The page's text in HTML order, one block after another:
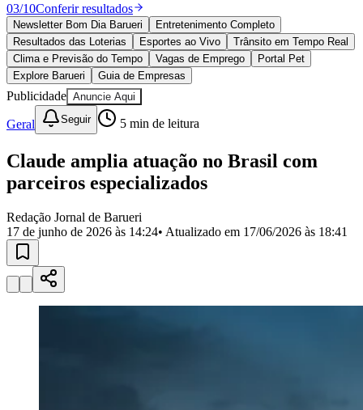
Esportes
Saúde
Segurança
Cultura
Meio Ambiente
Obras
Educação
Bairros de Barueri
Selecione sua região Para notícias da sua região
JubranBelvalBethavilleBoa
VistaCalifórnia CarapicuíbaCentroChácaras MarcoCidades da
Região
Militar
Califórnia Jardim dos Altos
Esperança Jardim Graziela
03/10Conferir resultados
Newsletter Bom Dia Barueri
Entretenimento Completo
Resultados das Loterias
Esportes ao Vivo
Trânsito em Tempo Real
Clima e Previsão do Tempo
Vagas de Emprego
Portal Pet
Explore Barueri
Guia de Empresas
Publicidade Anuncie Aqui
Geral Seguir 5 min de leitura
Claude amplia atuação no Brasil com
parceiros especializados
Redação Jornal de Barueri
17 de junho de 2026 às 14:24• Atualizado em 17/06/2026 às 18:41